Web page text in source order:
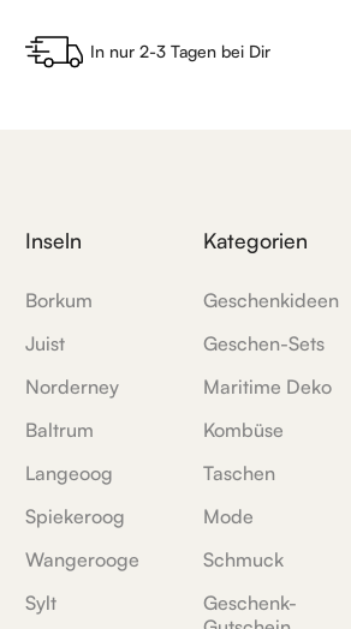
In nur 2-3 Tagen bei Dir
Inseln
Borkum
Juist
Norderney
Baltrum
Langeoog
Spiekeroog
Wangerooge
Sylt
Kategorien
Geschenkideen
Geschen-Sets
Maritime Deko
Kombüse
Taschen
Mode
Schmuck
Geschenk-